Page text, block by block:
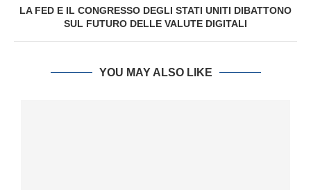
LA FED E IL CONGRESSO DEGLI STATI UNITI DIBATTONO
SUL FUTURO DELLE VALUTE DIGITALI
YOU MAY ALSO LIKE